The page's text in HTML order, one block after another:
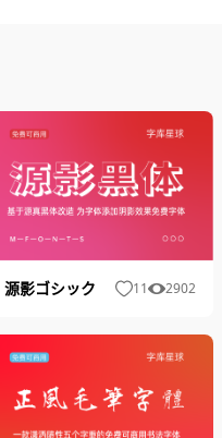
源影ゴシック 11 2902